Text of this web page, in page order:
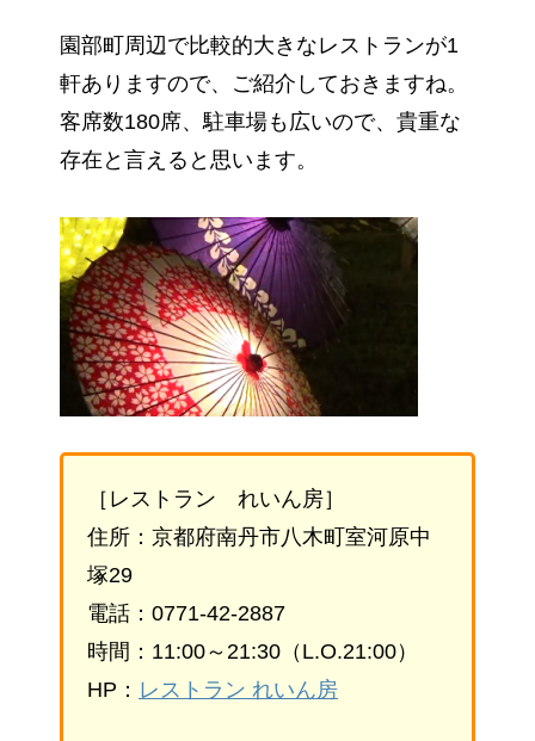
園部町周辺で比較的大きなレストランが1
軒ありますので、ご紹介しておきますね。
客席数180席、駐車場も広いので、貴重な
存在と言えると思います。
［レストラン れいん房］
住所：京都府南丹市八木町室河原中
塚29
電話：0771-42-2887
時間：11:00～21:30（L.O.21:00）
HP： レストラン れいん房